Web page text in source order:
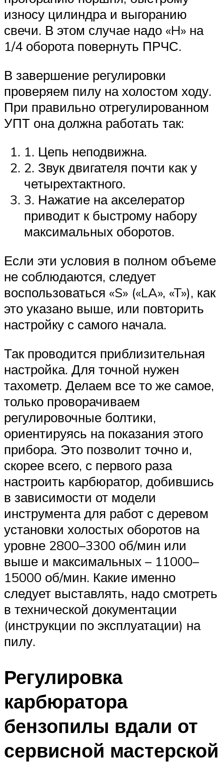
износу цилиндра и выгоранию
свечи. В этом случае надо «H» на
1/4 оборота повернуть ПРЧС.
В завершение регулировки
проверяем пилу на холостом ходу.
При правильно отрегулированном
УПТ она должна работать так:
1. Цепь неподвижна.
2. Звук двигателя почти как у
четырехтактного.
3. Нажатие на акселератор
приводит к быстрому набору
максимальных оборотов.
Если эти условия в полном объеме
не соблюдаются, следует
воспользоваться «S» («LA», «T»), как
это указано выше, или повторить
настройку с самого начала.
Так проводится приблизительная
настройка. Для точной нужен
тахометр. Делаем все то же самое,
только проворачиваем
регулировочные болтики,
ориентируясь на показания этого
прибора. Это позволит точно и,
скорее всего, с первого раза
настроить карбюратор, добившись
в зависимости от модели
инструмента для работ с деревом
установки холостых оборотов на
уровне 2800–3300 об/мин или
выше и максимальных – 11000–
15000 об/мин. Какие именно
следует выставлять, надо смотреть
в технической документации
(инструкции по эксплуатации) на
пилу.
Регулировка
карбюратора
бензопилы вдали от
сервисной мастерской